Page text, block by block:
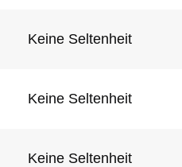
Keine Seltenheit
Keine Seltenheit
Keine Seltenheit